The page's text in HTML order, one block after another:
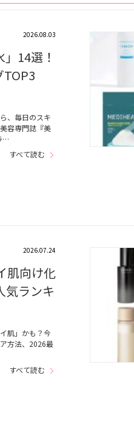
2026.08.03
14選！
、毎日のスキ
容専門誌『美
…
すべて読む
2026.07.24
肌向け化
気ランキ
肌」かも？今
方法、2026最
すべて読む